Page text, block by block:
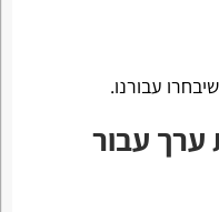
עבורנו.
ערך עבור